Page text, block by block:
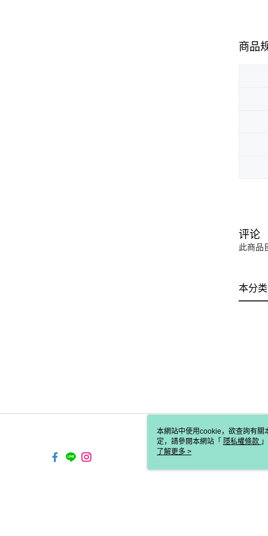
商品
评论
此商品
本分
本網站中使用cookie，欲查詢有
定，請參閱本網站「 隱私權條款
cookie。
了解更多 >